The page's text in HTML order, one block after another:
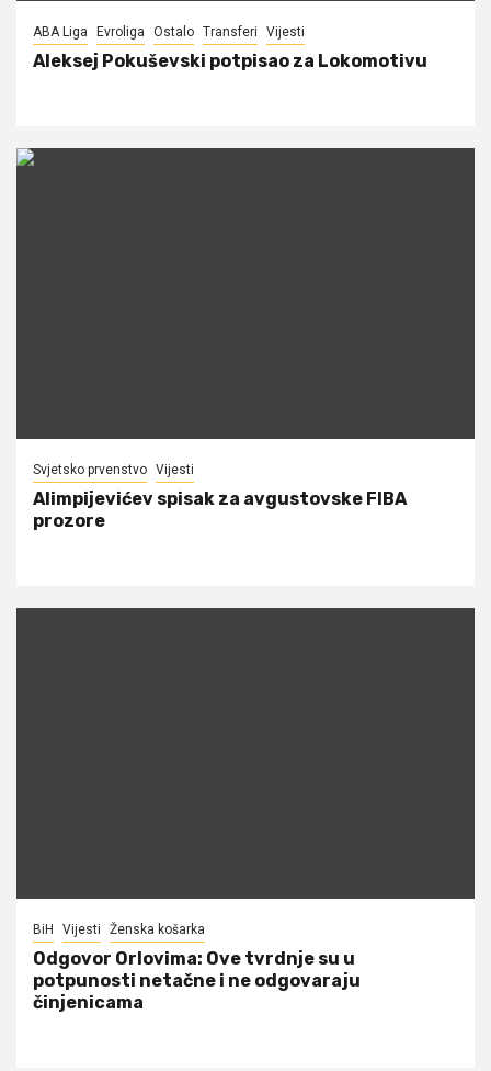
ABA Liga Evroliga Ostalo Transferi Vijesti
Aleksej Pokuševski potpisao za Lokomotivu
Svjetsko prvenstvo Vijesti
Alimpijevićev spisak za avgustovske FIBA
prozore
BiH Vijesti Ženska košarka
Odgovor Orlovima: ​Ove tvrdnje su u
potpunosti netačne i ne odgovaraju
činjenicama